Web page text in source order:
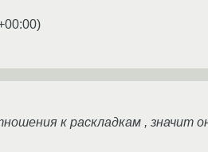
)
к раскладкам , значит